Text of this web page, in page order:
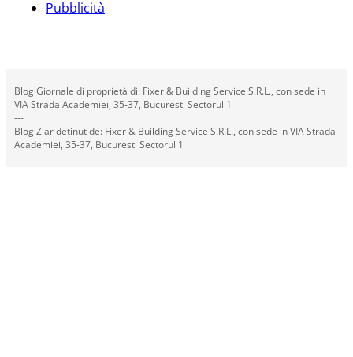
Pubblicità
Blog Giornale di proprietà di: Fixer & Building Service S.R.L., con sede in
VIA Strada Academiei, 35-37, Bucuresti Sectorul 1
---
Blog Ziar deținut de: Fixer & Building Service S.R.L., con sede in VIA Strada
Academiei, 35-37, Bucuresti Sectorul 1